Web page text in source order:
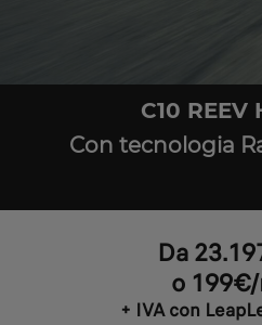
C10 REEV
Con tecnologia
Da
o
+ IVA con